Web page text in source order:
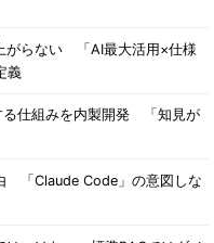
がらない 「AI最大活用×仕様
義
る仕組みを内製開発 「知見が
「Claude Code」の意図しな